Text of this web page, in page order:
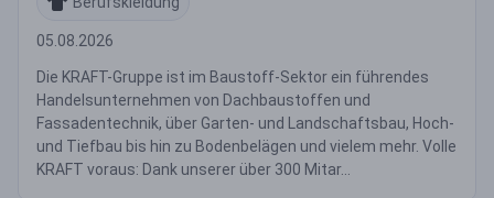
05.08.2026
Die KRAFT-Gruppe ist im Baustoff-Sektor ein führendes
Handelsunternehmen von Dachbaustoffen und
Fassadentechnik, über Garten- und Landschaftsbau, Hoch-
und Tiefbau bis hin zu Bodenbelägen und vielem mehr. Volle
KRAFT voraus: Dank unserer über 300 Mitar...